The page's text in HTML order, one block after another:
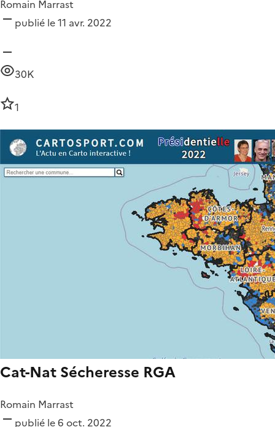
Romain Marrast
publié le 11 avr. 2022
30K
1
Cat-Nat Sécheresse RGA
Romain Marrast
publié le 6 oct. 2022